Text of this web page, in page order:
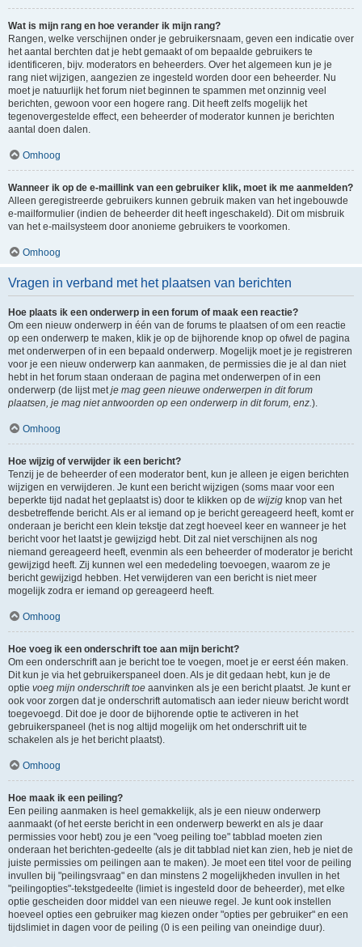
Wat is mijn rang en hoe verander ik mijn rang?
Rangen, welke verschijnen onder je gebruikersnaam, geven een indicatie over
het aantal berchten dat je hebt gemaakt of om bepaalde gebruikers te
identificeren, bijv. moderators en beheerders. Over het algemeen kun je je
rang niet wijzigen, aangezien ze ingesteld worden door een beheerder. Nu
moet je natuurlijk het forum niet beginnen te spammen met onzinnig veel
berichten, gewoon voor een hogere rang. Dit heeft zelfs mogelijk het
tegenovergestelde effect, een beheerder of moderator kunnen je berichten
aantal doen dalen.
Omhoog
Wanneer ik op de e-maillink van een gebruiker klik, moet ik me aanmelden?
Alleen geregistreerde gebruikers kunnen gebruik maken van het ingebouwde
e-mailformulier (indien de beheerder dit heeft ingeschakeld). Dit om misbruik
van het e-mailsysteem door anonieme gebruikers te voorkomen.
Omhoog
Vragen in verband met het plaatsen van berichten
Hoe plaats ik een onderwerp in een forum of maak een reactie?
Om een nieuw onderwerp in één van de forums te plaatsen of om een reactie
op een onderwerp te maken, klik je op de bijhorende knop op ofwel de pagina
met onderwerpen of in een bepaald onderwerp. Mogelijk moet je je registreren
voor je een nieuw onderwerp kan aanmaken, de permissies die je al dan niet
hebt in het forum staan onderaan de pagina met onderwerpen of in een
onderwerp (de lijst metje mag geen nieuwe onderwerpen in dit forum
plaatsen, je mag niet antwoorden op een onderwerp in dit forum, enz.).
Omhoog
Hoe wijzig of verwijder ik een bericht?
Tenzij je de beheerder of een moderator bent, kun je alleen je eigen berichten
wijzigen en verwijderen. Je kunt een bericht wijzigen (soms maar voor een
beperkte tijd nadat het geplaatst is) door te klikken op de wijzig knop van het
desbetreffende bericht. Als er al iemand op je bericht gereageerd heeft, komt er
onderaan je bericht een klein tekstje dat zegt hoeveel keer en wanneer je het
bericht voor het laatst je gewijzigd hebt. Dit zal niet verschijnen als nog
niemand gereageerd heeft, evenmin als een beheerder of moderator je bericht
gewijzigd heeft. Zij kunnen wel een mededeling toevoegen, waarom ze je
bericht gewijzigd hebben. Het verwijderen van een bericht is niet meer
mogelijk zodra er iemand op gereageerd heeft.
Omhoog
Hoe voeg ik een onderschrift toe aan mijn bericht?
Om een onderschrift aan je bericht toe te voegen, moet je er eerst één maken.
Dit kun je via het gebruikerspaneel doen. Als je dit gedaan hebt, kun je de
optie voeg mijn onderschrift toe aanvinken als je een bericht plaatst. Je kunt er
ook voor zorgen dat je onderschrift automatisch aan ieder nieuw bericht wordt
toegevoegd. Dit doe je door de bijhorende optie te activeren in het
gebruikerspaneel (het is nog altijd mogelijk om het onderschrift uit te
schakelen als je het bericht plaatst).
Omhoog
Hoe maak ik een peiling?
Een peiling aanmaken is heel gemakkelijk, als je een nieuw onderwerp
aanmaakt (of het eerste bericht in een onderwerp bewerkt en als je daar
permissies voor hebt) zou je een "voeg peiling toe" tabblad moeten zien
onderaan het berichten-gedeelte (als je dit tabblad niet kan zien, heb je niet de
juiste permissies om peilingen aan te maken). Je moet een titel voor de peiling
invullen bij "peilingsvraag" en dan minstens 2 mogelijkheden invullen in het
"peilingopties"-tekstgedeelte (limiet is ingesteld door de beheerder), met elke
optie gescheiden door middel van een nieuwe regel. Je kunt ook instellen
hoeveel opties een gebruiker mag kiezen onder "opties per gebruiker" en een
tijdslimiet in dagen voor de peiling (0 is een peiling van oneindige duur).